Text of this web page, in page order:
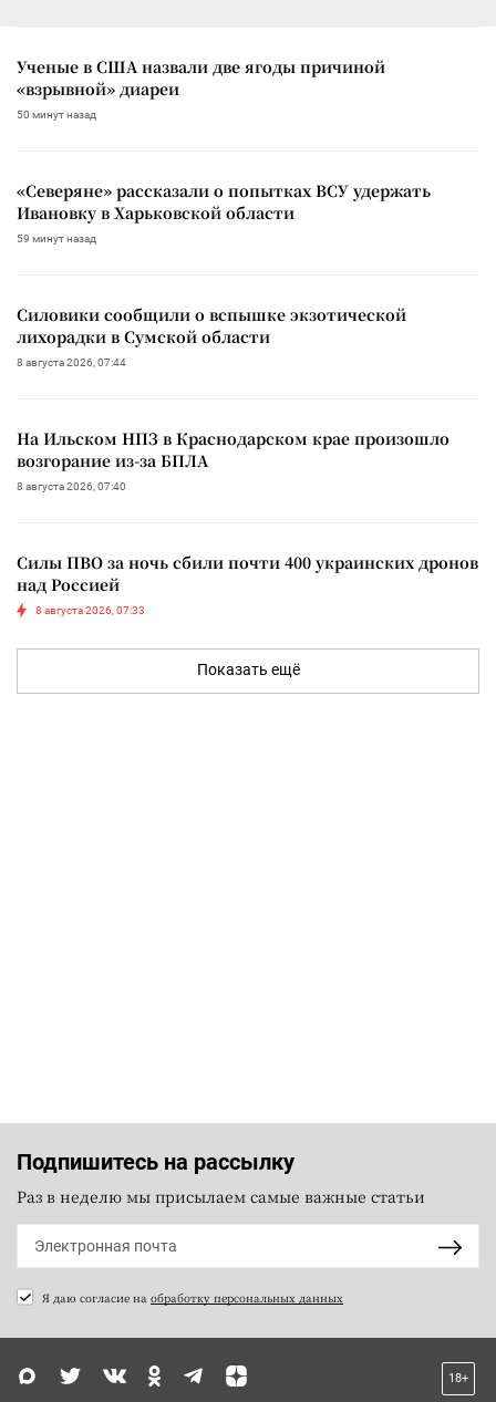
Ученые в США назвали две ягоды причиной
«взрывной» диареи
50 минут назад
«Северяне» рассказали о попытках ВСУ удержать
Ивановку в Харьковской области
59 минут назад
Силовики сообщили о вспышке экзотической
лихорадки в Сумской области
8 августа 2026, 07:44
На Ильском НПЗ в Краснодарском крае произошло
возгорание из-за БПЛА
8 августа 2026, 07:40
Силы ПВО за ночь сбили почти 400 украинских дронов
над Россией
8 августа 2026, 07:33
Показать ещё
Подпишитесь на рассылку
Раз в неделю мы присылаем самые важные статьи
Я даю согласие на обработку персональных данных
18+